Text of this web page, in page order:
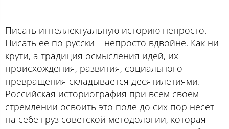
Писать интеллектуальную историю непросто.
Писать ее по-русски – непросто вдвойне. Как ни
крути, а традиция осмысления идей, их
происхождения, развития, социального
превращения складывается десятилетиями.
Российская историография при всем своем
стремлении освоить это поле до сих пор несет
на себе груз советской методологии, которая